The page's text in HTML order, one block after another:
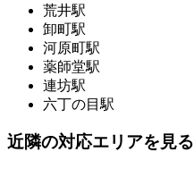
荒井駅
卸町駅
河原町駅
薬師堂駅
連坊駅
六丁の目駅
近隣の対応エリアを見る